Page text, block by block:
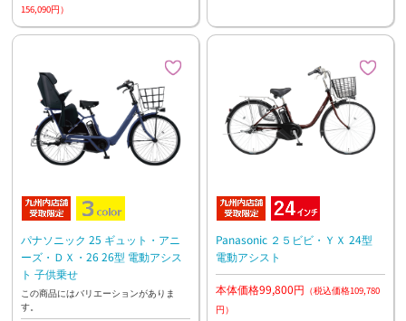
156,090円）
パナソニック 25 ギュット・アニ
ーズ・ＤＸ・26 26型 電動アシス
ト 子供乗せ
この商品にはバリエーションがありま
す。
Panasonic ２５ビビ・ＹＸ 24型
電動アシスト
本体価格99,800円 （税込価格109,780
円）